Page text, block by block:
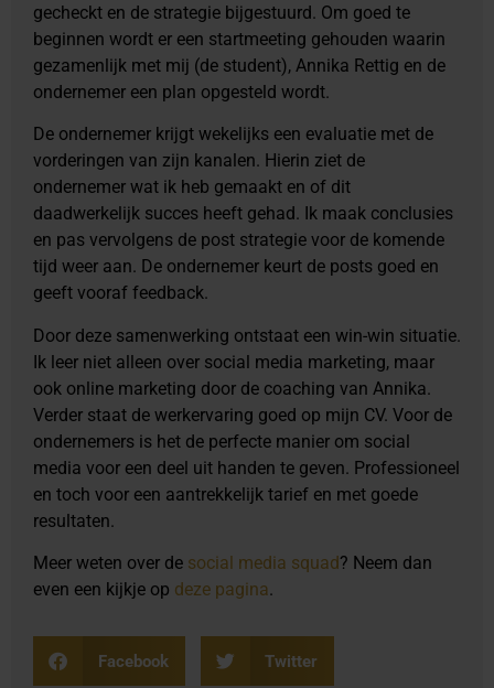
gecheckt en de strategie bijgestuurd. Om goed te
beginnen wordt er een startmeeting gehouden waarin
gezamenlijk met mij (de student), Annika Rettig en de
ondernemer een plan opgesteld wordt.
De ondernemer krijgt wekelijks een evaluatie met de
vorderingen van zijn kanalen. Hierin ziet de
ondernemer wat ik heb gemaakt en of dit
daadwerkelijk succes heeft gehad. Ik maak conclusies
en pas vervolgens de post strategie voor de komende
tijd weer aan. De ondernemer keurt de posts goed en
geeft vooraf feedback.
Door deze samenwerking ontstaat een win-win situatie.
Ik leer niet alleen over social media marketing, maar
ook online marketing door de coaching van Annika.
Verder staat de werkervaring goed op mijn CV. Voor de
ondernemers is het de perfecte manier om social
media voor een deel uit handen te geven. Professioneel
en toch voor een aantrekkelijk tarief en met goede
resultaten.
Meer weten over de social media squad? Neem dan
even een kijkje op deze pagina.
Facebook Twitter